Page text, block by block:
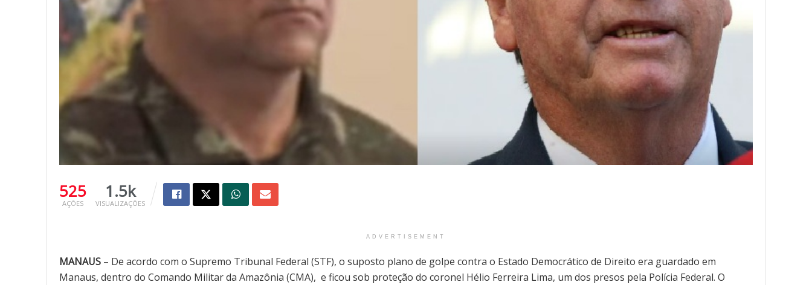
525
AÇÕES
1.5k
VISUALIZAÇÕES
ADVERTISEMENT
MANAUS – De acordo com o Supremo Tribunal Federal (STF), o suposto plano de golpe contra o Estado Democrático de Direito era guardado em
Manaus, dentro do Comando Militar da Amazônia (CMA), e ficou sob proteção do coronel Hélio Ferreira Lima, um dos presos pela Polícia Federal. O